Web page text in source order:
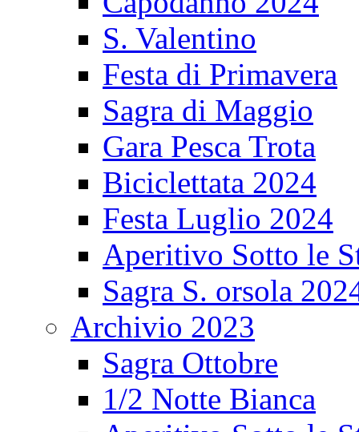
S. Valentino
Festa di Primavera
Sagra di Maggio
Gara Pesca Trota
Biciclettata 2024
Festa Luglio 2024
Aperitivo Sotto le
Sagra S. orsola
Archivio 2023
Sagra Ottobre
1/2 Notte Bianca